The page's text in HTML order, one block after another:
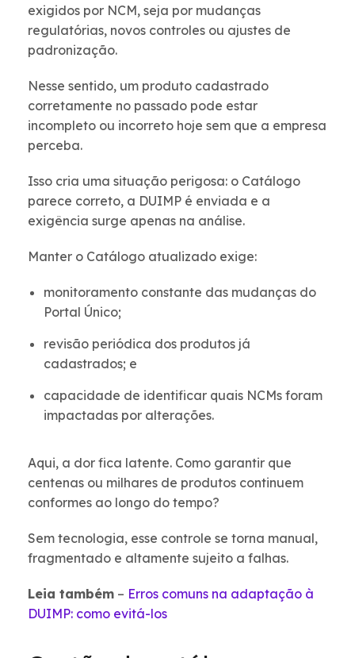
exigidos por NCM, seja por mudanças
regulatórias, novos controles ou ajustes de
padronização.
Nesse sentido, um produto cadastrado
corretamente no passado pode estar
incompleto ou incorreto hoje sem que a empresa
perceba.
Isso cria uma situação perigosa: o Catálogo
parece correto, a DUIMP é enviada e a
exigência surge apenas na análise.
Manter o Catálogo atualizado exige:
monitoramento constante das mudanças do
Portal Único;
revisão periódica dos produtos já
cadastrados; e
capacidade de identificar quais NCMs foram
impactadas por alterações.
Aqui, a dor fica latente. Como garantir que
centenas ou milhares de produtos continuem
conformes ao longo do tempo?
Sem tecnologia, esse controle se torna manual,
fragmentado e altamente sujeito a falhas.
Leia também – Erros comuns na adaptação à
DUIMP: como evitá-los